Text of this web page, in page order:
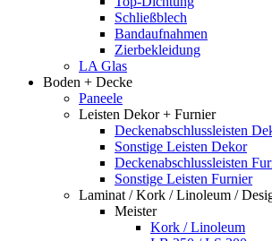
Schließblech
Bandaufnahmen
Zierbekleidung
LA Glas
Boden + Decke
Paneele
Leisten Dekor + Furnier
Deckenabschlussleisten
Sonstige Leisten Dekor
Deckenabschlussleisten
Sonstige Leisten Furnier
Laminat / Kork / Linoleum /
Meister
Kork / Linoleum